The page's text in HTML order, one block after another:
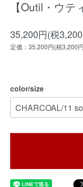
【Outil・ウ
35,200円(税
定価：35,200円(税3,200
color/size